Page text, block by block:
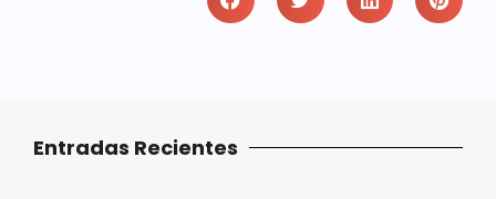
Entradas Recientes